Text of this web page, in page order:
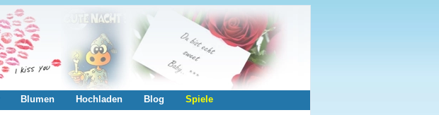
Blumen Hochladen Blog Spiele